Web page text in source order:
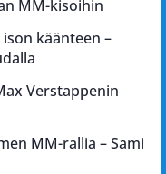
MM-kisoihin
käänteen –
Verstappenin
MM-rallia – Sami